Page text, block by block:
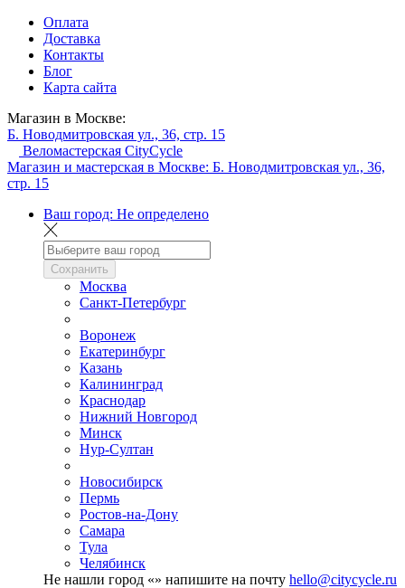
Оплата
Доставка
Контакты
Блог
Карта сайта
Магазин в Москве:
Б. Новодмитровская ул., 36, стр. 15
Веломастерская CityCycle
Магазин и мастерская в Москве: Б. Новодмитровская ул., 36,
стр. 15
Ваш город: Не определено
Сохранить
Москва
Санкт-Петербург
Воронеж
Екатеринбург
Казань
Калининград
Краснодар
Нижний Новгород
Минск
Нур-Султан
Новосибирск
Пермь
Ростов-на-Дону
Самара
Тула
Челябинск
Не нашли город «» напишите на почту hello@citycycle.ru